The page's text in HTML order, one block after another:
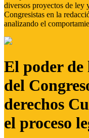
diversos proyectos de ley
Congresistas en la
analizando el
El poder
del
derechos
el proceso